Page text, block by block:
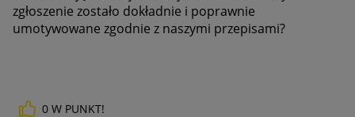
zgłoszenie zostało dokładnie i poprawnie
umotywowane zgodnie z naszymi przepisami?
0 W PUNKT!